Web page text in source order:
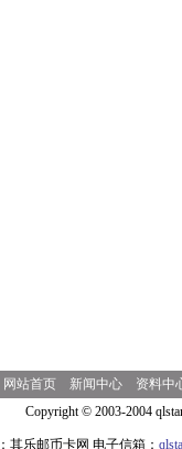
网站首页 新闻中心
资料中
Copyright © 2003-2004
其乐邮币卡网 电子信箱：